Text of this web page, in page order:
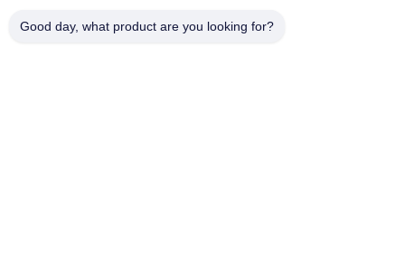
LIFE. All Rights Reserved.
Good day, what product are you looking for?